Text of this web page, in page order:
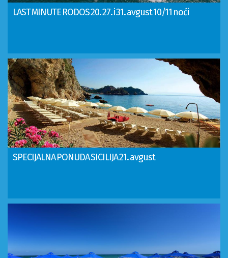
LAST MINUTE RODOS 20. 27. i 31. avgust 10/11 noći
SPECIJALNA PONUDA SICILIJA 21. avgust